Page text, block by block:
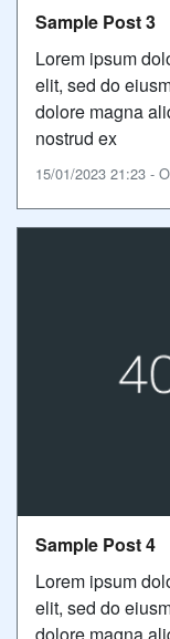
Sample Post 3
Lorem ipsum
elit, sed do
dolore magna
nostrud ex
15/01/2023 21:23 -
Sample Post 4
Lorem ipsum
elit, sed do